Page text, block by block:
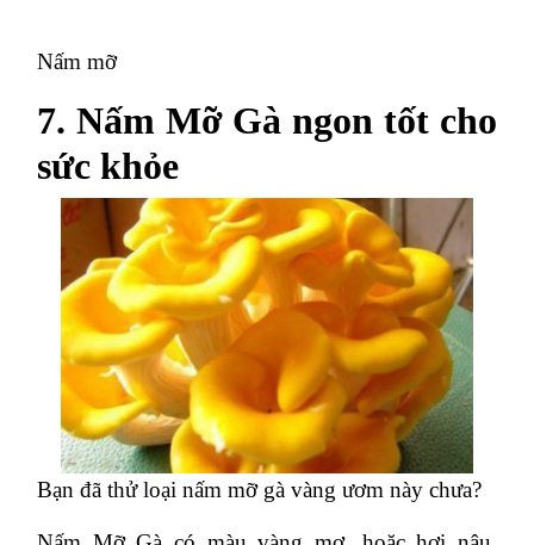
Nấm mỡ
7. Nấm Mỡ Gà ngon tốt cho
sức khỏe
Bạn đã thử loại nấm mỡ gà vàng ươm này chưa?